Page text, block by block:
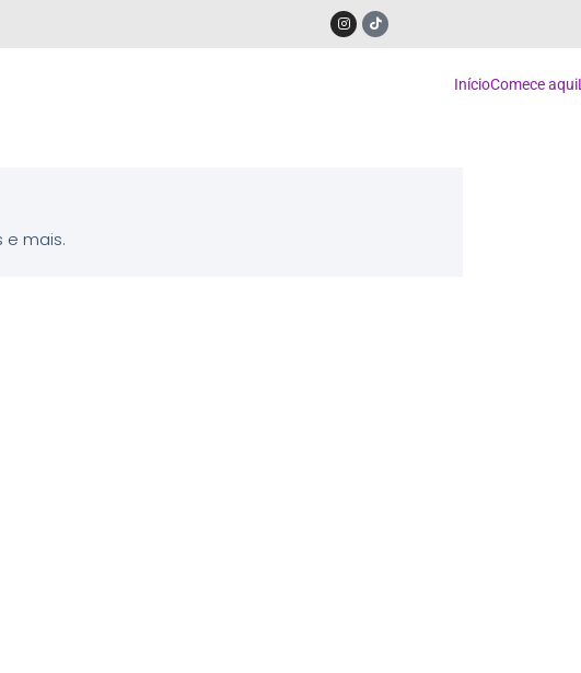
InícioComece aqui
e mais.